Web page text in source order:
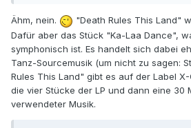
Ähm, nein.
"Death Rules This Land"
Dafür aber das Stück "Ka-Laa Dance",
symphonisch ist. Es handelt sich dabei
Tanz-Sourcemusik (um nicht zu sagen:
Rules This Land" gibt es auf der Label
die vier Stücke der LP und dann eine 30
verwendeter Musik.